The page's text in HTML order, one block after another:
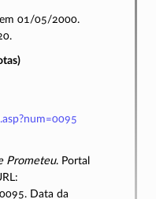
01/05/2000.
Prometeu. Portal
Data da